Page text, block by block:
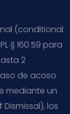
(conditional
§ 160.59 para
2
de acoso
mediante un
los